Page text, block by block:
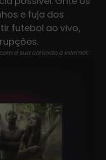
e fuja dos
futebol ao vivo,
a sua conexão à internet.